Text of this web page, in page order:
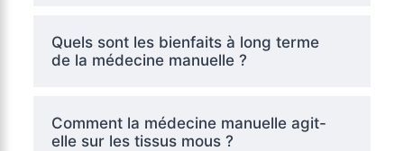
Quels sont les bienfaits à long terme
de la médecine manuelle ?
Comment la médecine manuelle agit-
elle sur les tissus mous ?